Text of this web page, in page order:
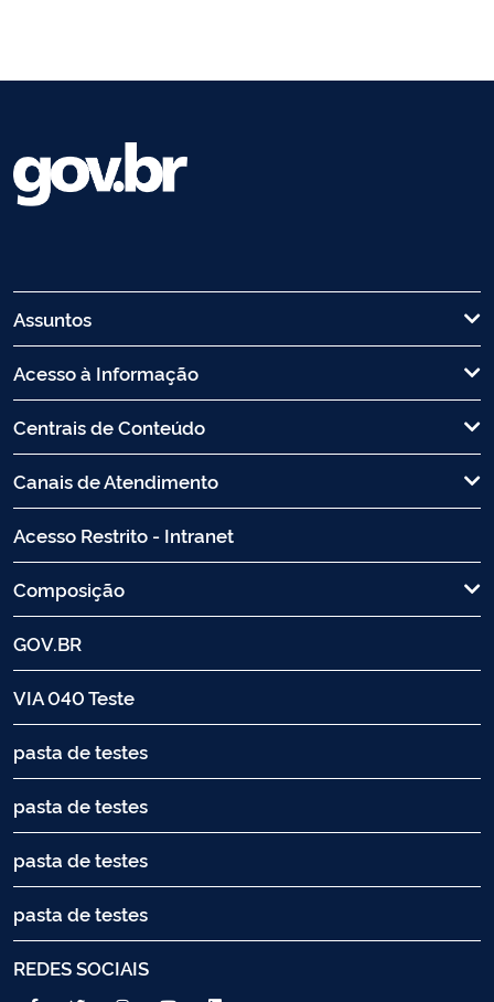
Assuntos
Acesso à Informação
Centrais de Conteúdo
Canais de Atendimento
Acesso Restrito - Intranet
Composição
GOV.BR
VIA 040 Teste
pasta de testes
pasta de testes
pasta de testes
pasta de testes
REDES SOCIAIS